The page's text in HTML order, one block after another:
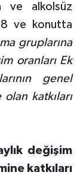
ve alkolsüz
ve konutta
gruplarına
oranları Ek
genel
katkıları
değişim
katkıları